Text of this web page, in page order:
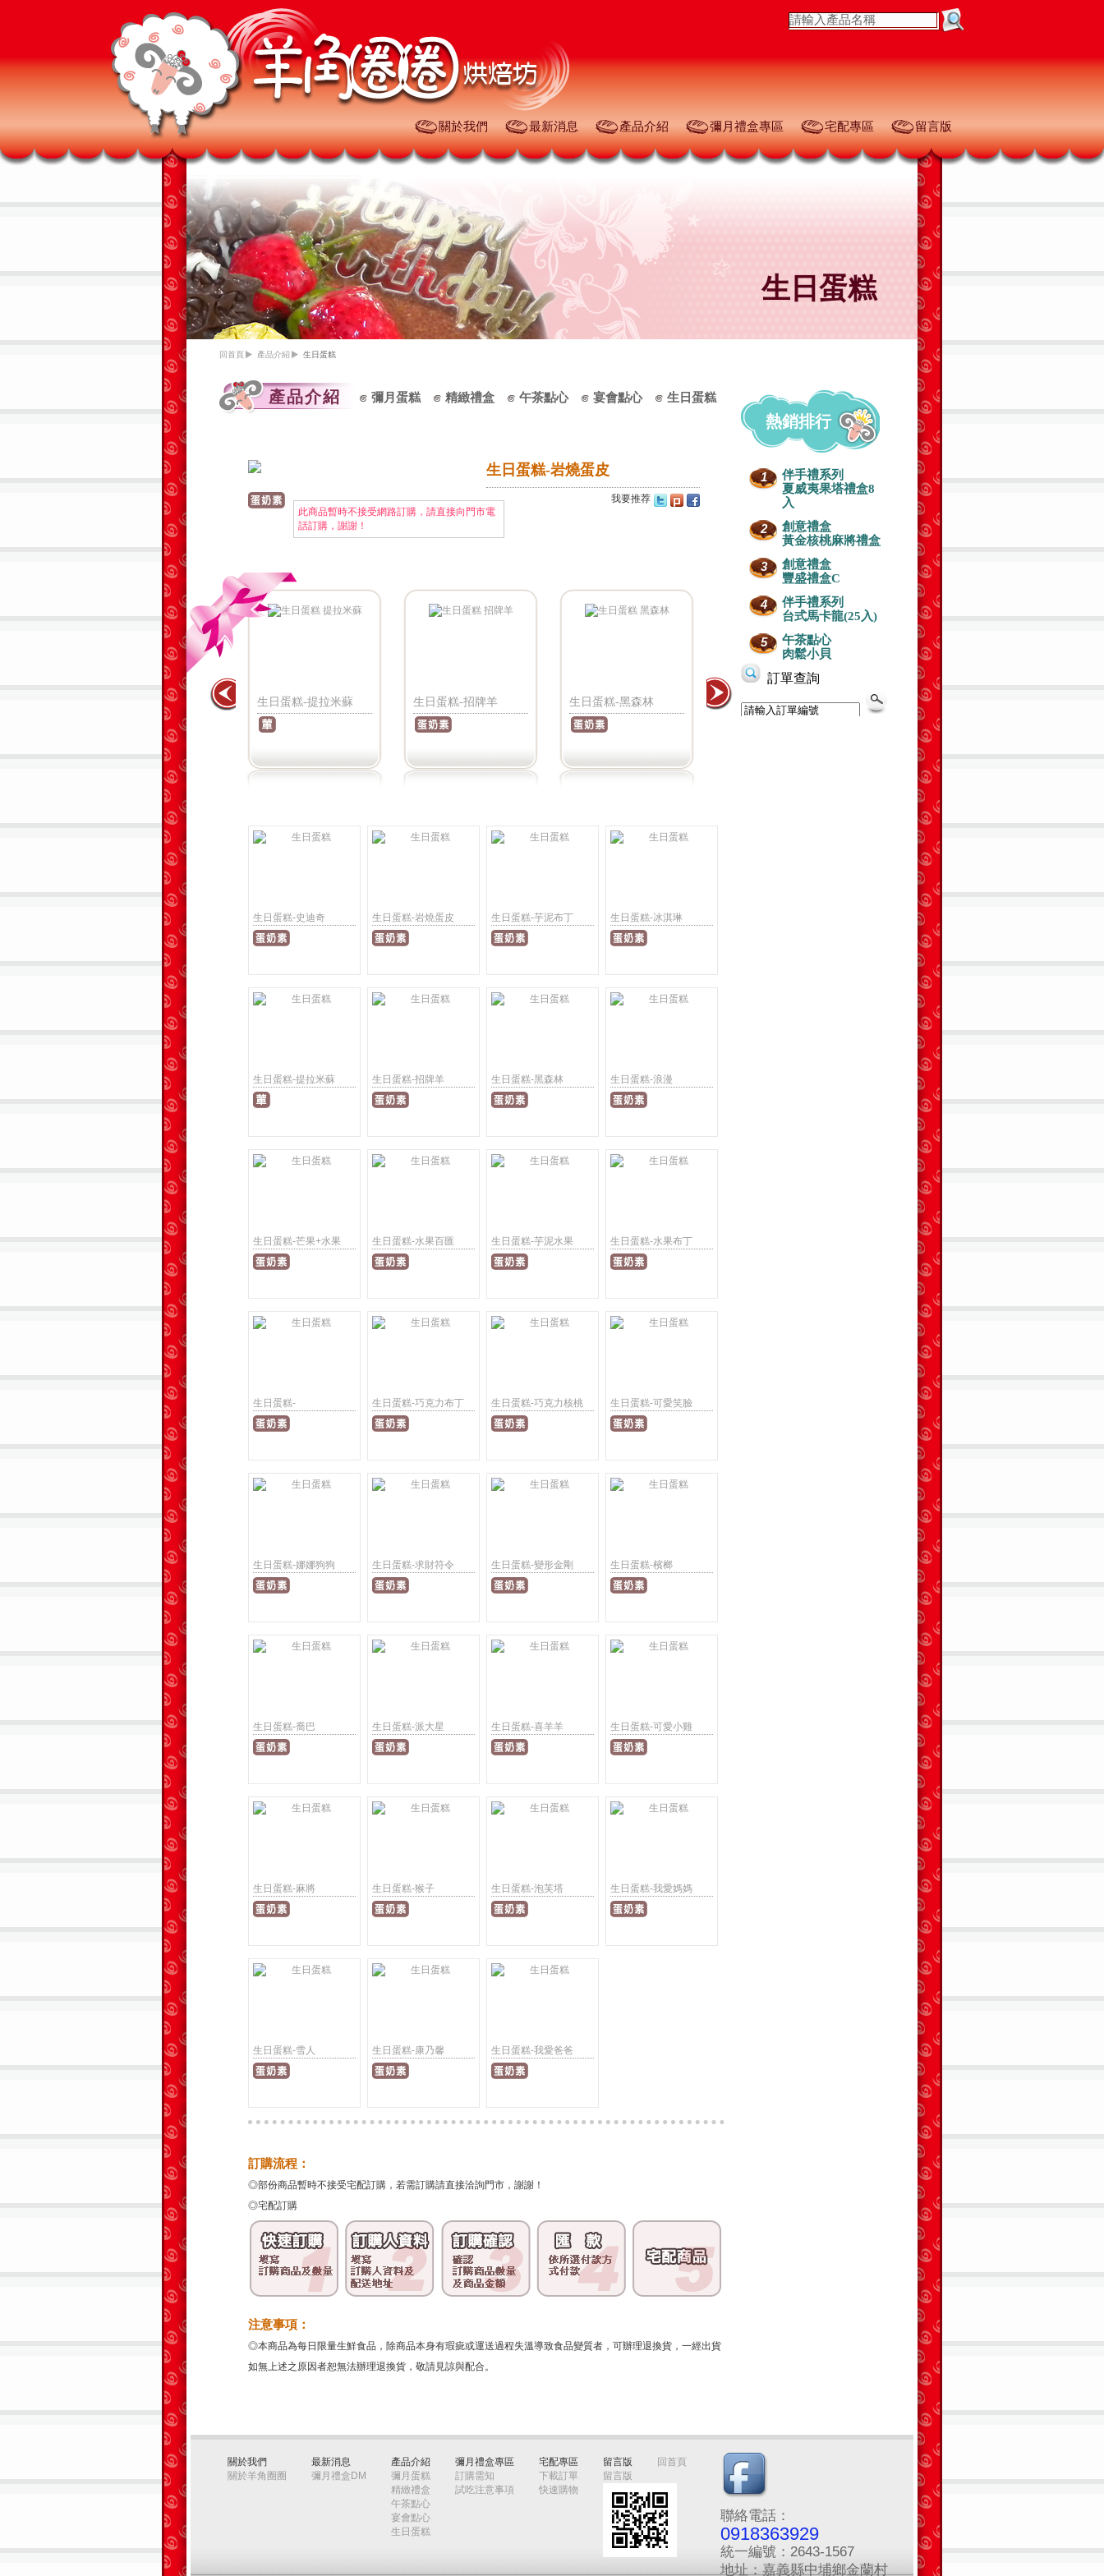
關於我們 最新消息 產品介紹 彌月禮盒專區 宅配專區 留言版
生日蛋糕
回首頁 產品介紹 生日蛋糕
產品介紹 彌月蛋糕 精緻禮盒 午茶點心 宴會點心 生日蛋糕
熱銷排行
1
伴手禮系列
夏威夷果塔禮盒8
入
2
創意禮盒
黃金核桃麻將禮盒
3
創意禮盒
豐盛禮盒C
4
伴手禮系列
台式馬卡龍(25入)
5
午茶點心
肉鬆小貝
生日蛋糕-岩燒蛋皮
我要推荐
此商品暫時不接受網路訂購，請直接向門市電
話訂購，謝謝！
生日蛋糕-冰淇琳 生日蛋糕-提拉米蘇 生日蛋糕-招牌羊 生日蛋糕-黑森林 生日蛋糕-浪漫 生日蛋糕-芒果+水果
生日蛋糕-史迪奇 生日蛋糕-岩燒蛋皮 生日蛋糕-芋泥布丁 生日蛋糕-冰淇琳
生日蛋糕-提拉米蘇 生日蛋糕-招牌羊 生日蛋糕-黑森林 生日蛋糕-浪漫
生日蛋糕-芒果+水果 生日蛋糕-水果百匯 生日蛋糕-芋泥水果 生日蛋糕-水果布丁
生日蛋糕- 生日蛋糕-巧克力布丁 生日蛋糕-巧克力核桃 生日蛋糕-可愛笑臉
生日蛋糕-娜娜狗狗 生日蛋糕-求財符令 生日蛋糕-變形金剛 生日蛋糕-檳榔
生日蛋糕-喬巴 生日蛋糕-派大星 生日蛋糕-喜羊羊 生日蛋糕-可愛小雞
生日蛋糕-麻將 生日蛋糕-猴子 生日蛋糕-泡芙塔 生日蛋糕-我愛媽媽
生日蛋糕-雪人 生日蛋糕-康乃馨 生日蛋糕-我愛爸爸
訂購流程：
◎部份商品暫時不接受宅配訂購，若需訂購請直接洽詢門市，謝謝！
◎宅配訂購
注意事項：
◎本商品為每日限量生鮮食品，除商品本身有瑕疵或運送過程失溫導致食品變質者，可辦理退換貨，一經出貨
如無上述之原因者恕無法辦理退換貨，敬請見諒與配合。
關於我們
關於羊角圈圈
最新消息
彌月禮盒DM
產品介紹
彌月蛋糕
精緻禮盒
午茶點心
宴會點心
生日蛋糕
彌月禮盒專區
訂購需知
試吃注意事項
宅配專區
下載訂單
快速購物
留言版
留言版
回首頁
聯絡電話：
0918363929
統一編號：2643-1567
地址：嘉義縣中埔鄉金蘭村